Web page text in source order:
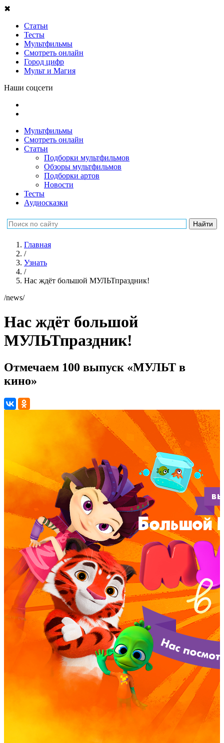
✖
Статьи
Тесты
Мультфильмы
Смотреть онлайн
Город цифр
Мульт и Магия
Наши соцсети
Мультфильмы
Смотреть онлайн
Статьи
Подборки мультфильмов
Обзоры мультфильмов
Подборки артов
Новости
Тесты
Аудиосказки
Главная
/
Узнать
/
Нас ждёт большой МУЛЬТпраздник!
/news/
Нас ждёт большой
МУЛЬТпраздник!
Отмечаем 100 выпуск «МУЛЬТ в
кино»